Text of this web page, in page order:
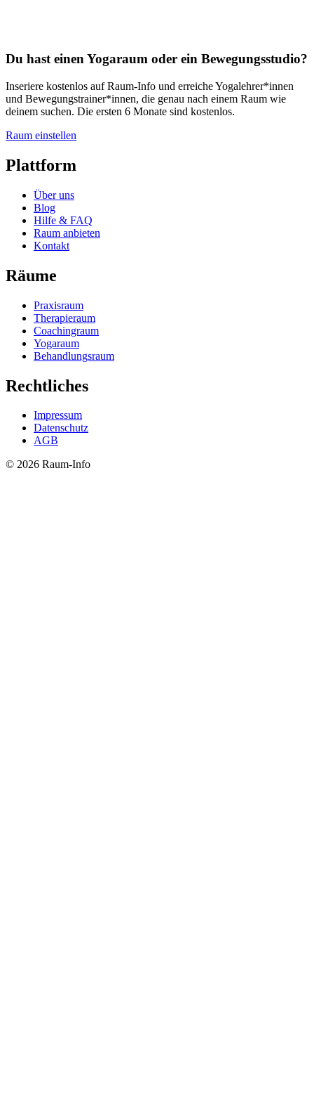
Du hast einen Yogaraum oder ein Bewegungsstudio?
Inseriere kostenlos auf Raum-Info und erreiche Yogalehrer*innen
und Bewegungstrainer*innen, die genau nach einem Raum wie
deinem suchen. Die ersten 6 Monate sind kostenlos.
Raum einstellen
Plattform
Über uns
Blog
Hilfe & FAQ
Raum anbieten
Kontakt
Räume
Praxisraum
Therapieraum
Coachingraum
Yogaraum
Behandlungsraum
Rechtliches
Impressum
Datenschutz
AGB
© 2026 Raum-Info